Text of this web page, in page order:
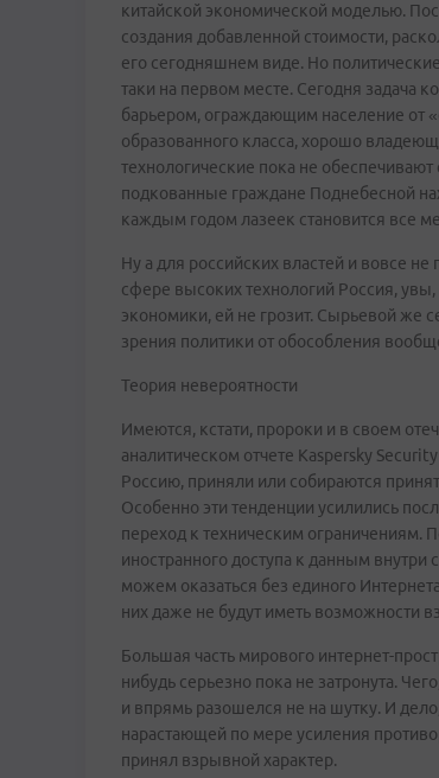
китайской экономической моделью.
создания добавленной стоимости,
его сегодняшнем виде. Но
таки на первом месте. Сегодня задача
барьером, ограждающим население от
образованного класса, хорошо
технологические пока не
подкованные граждане Поднебесной
каждым годом лазеек становится все
Ну а для российских властей и вовсе
сфере высоких технологий Россия,
экономики, ей не грозит. Сырьевой же
зрения политики от обособления
Теория невероятности
Имеются, кстати, пророки и в своем
аналитическом отчете Kaspersky
Россию, приняли или собираются
Особенно эти тенденции усилились
переход к техническим ограничениям.
иностранного доступа к данным
можем оказаться без единого
них даже не будут иметь возможности
Большая часть мирового интернет-
нибудь серьезно пока не затронута.
и впрямь разошелся не на шутку. И
нарастающей по мере усиления
принял взрывной характер.